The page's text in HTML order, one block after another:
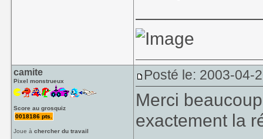
camite
Pixel monstrueux
Score au grosquiz
0018186 pts.
Joue àchercher du travail
Posté le: 2003-04-
Merci
exactement la